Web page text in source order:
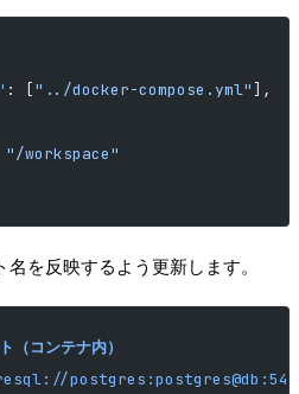
: ["../docker-compose.yml"],
"/workspace"
を反映するよう更新します。
（コンテナ内）